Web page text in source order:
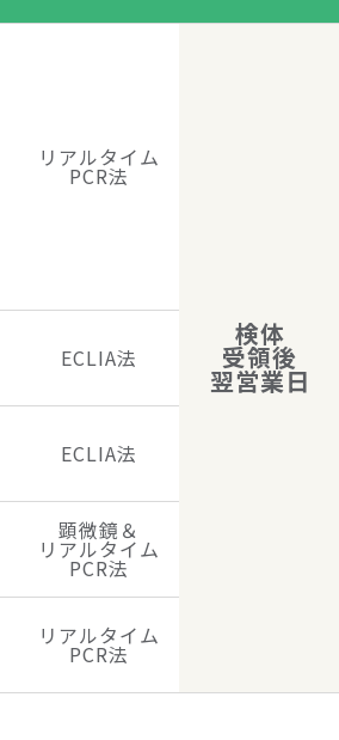
リアルタイム
PCR法
検体
受領後
翌営業日
ECLIA法
ECLIA法
顕微鏡＆
リアルタイム
PCR法
リアルタイム
PCR法